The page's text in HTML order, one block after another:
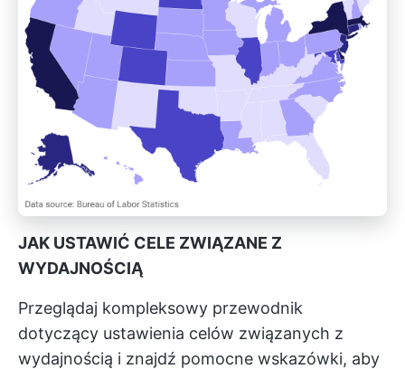
JAK USTAWIĆ CELE ZWIĄZANE Z
WYDAJNOŚCIĄ
Przeglądaj kompleksowy przewodnik
dotyczący ustawienia celów związanych z
wydajnością i znajdź pomocne wskazówki, aby